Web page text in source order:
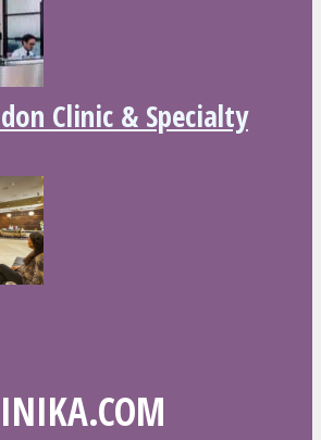
Clinic & Specialty